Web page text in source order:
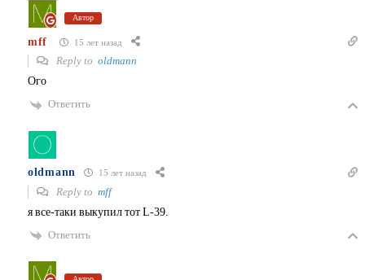
Автор
mff 15 лет назад
Reply to oldmann
Ого
Ответить
oldmann 15 лет назад
Reply to mff
я все-таки выкупил тот L-39.
Ответить